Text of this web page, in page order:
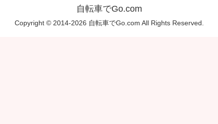
自転車でGo.com
Copyright © 2014-2026 自転車でGo.com All Rights Reserved.